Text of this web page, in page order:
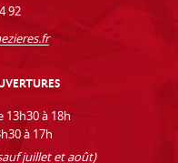
92
13h30 à 18h
à 17h
juillet et août)